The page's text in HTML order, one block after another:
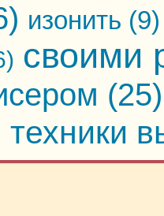
изонить (9)
своими
(25)
техники